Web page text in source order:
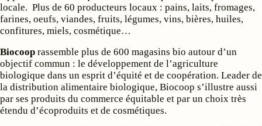
locale. Plus de 60 producteurs locaux : pains, laits, fromages,
farines, oeufs, viandes, fruits, légumes, vins, bières, huiles,
confitures, miels, cosmétique…
Biocoop rassemble plus de 600 magasins bio autour d’un
objectif commun : le développement de l’agriculture
biologique dans un esprit d’équité et de coopération. Leader de
la distribution alimentaire biologique, Biocoop s’illustre aussi
par ses produits du commerce équitable et par un choix très
étendu d’écoproduits et de cosmétiques.